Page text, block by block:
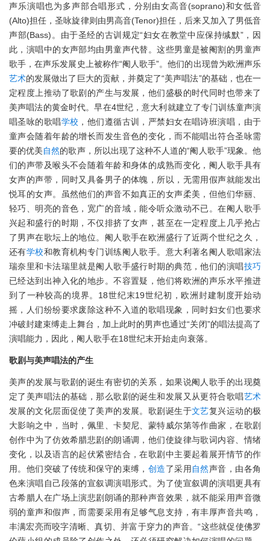
声乐演唱也为多声部合唱形式，分别由女高音(soprano)和女低音
(Alto)担任，圣咏旋律则由男高音(Tenor)担任，后来又加入了男低音
声部(Bass)。由于圣经的古训规定“妇女在教堂中应保持缄默”，因
此，演唱中的女声部均由男童声代替。这些男童是被阉割的男童声
歌手，在声乐发展史上被称作“阉人歌手”。他们的出现曾为欧洲声乐
艺术的发展做出了巨大的贡献，并奠定了“美声唱法”的基础，也在一
定程度上推动了歌剧的产生与发展，他们盛极的时代同时也带来了
美声唱法的黄金时代。早在4世纪，意大利就建立了专门训练童声演
唱圣咏的歌唱学校 ，他们遵循古训，严禁妇女在唱诗班演唱，由于
童声会随着年龄的增长而发生音色的变化，而不能唱出符合圣咏需
要的优美自然的歌声，所以出现了这种不人道的“阉人歌手”现象。他
们的声带及喉头不会随着年龄和身体的成熟而变化，阉人歌手具有
女声的声带，同时又具备男子的体魄，所以，无需用假声就能发出
悦耳的女声。虽然他们的声音不如真正的女声柔美，但他们华丽、
轻巧、明亮的音色，宽广的音域，能令听众激动不已。在阉人歌手
兴起和盛行的时期，不仅排挤了女声，甚至在一定程度上几乎抢占
了男声在歌坛上的地位。阉人歌手在欧洲盛行了近两个世纪之久，
还有学校和教育机构专门训练阉人歌手。意大利著名阉人歌唱家法
瑞奈里和卡法瑞里就是阉人歌手盛行时期的典范，他们的演唱技巧
已经达到出神入化的地步。不容置疑，他们将欧洲的声乐水平推进
到了一种较高的境界。18世纪末19世纪初，欧洲封建制度开始动
摇，人们纷纷要求废除这种不入道的歌唱现象，同时妇女们也要求
冲破封建束缚走上舞台，加上此时的男声也通过“关闭”的唱法提高了
演唱能力，因此，阉人歌手在18世纪末开始走向衰落。
歌剧与美声唱法的产生
美声的发展与歌剧的诞生有密切的关系，如果说阉人歌手的出现奠
定了美声唱法的基础，那么歌剧的诞生和发展又从更符合歌唱艺术
发展的文化层面促使了美声的发展。歌剧诞生于文艺复兴运动的极
大影响之中，当时，佩里、卡契尼、蒙特威尔第等作曲家，在歌剧
创作中为了仿效希腊悲剧的朗诵调，他们使旋律与歌词内容、情绪
变化，以及语言的起伏紧密结合，在歌剧中主要起着展开情节的作
用。他们突破了传统和保守的束缚， 创造了采用 自然声音，由各角
色来演唱自己段落的宣叙调演唱形式。为了使宣叙调的演唱更具有
古希腊人在广场上演悲剧朗诵的那种声音效果，就不能采用声音微
弱的童声和假声，而需要采用有足够气息支持，有丰厚声音共鸣，
丰满宏亮而咬字清晰、真切、并富于穿力的声音。“这些就促使佛罗